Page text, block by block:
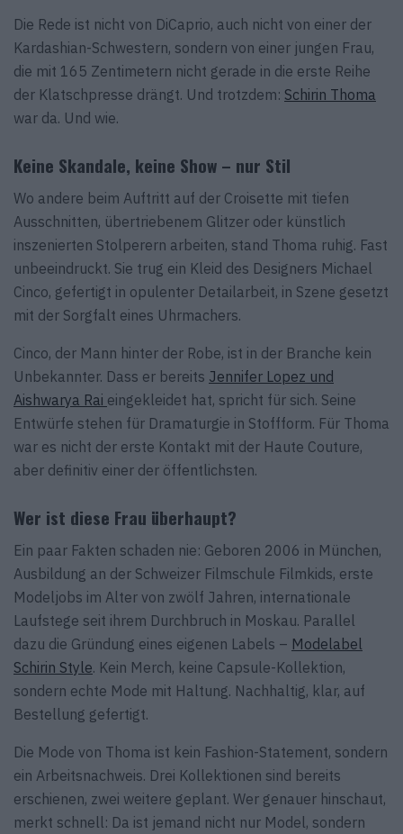
Die Rede ist nicht von DiCaprio, auch nicht von einer der
Kardashian-Schwestern, sondern von einer jungen Frau,
die mit 165 Zentimetern nicht gerade in die erste Reihe
der Klatschpresse drängt. Und trotzdem: Schirin Thoma
war da. Und wie.
Keine Skandale, keine Show – nur Stil
Wo andere beim Auftritt auf der Croisette mit tiefen
Ausschnitten, übertriebenem Glitzer oder künstlich
inszenierten Stolperern arbeiten, stand Thoma ruhig. Fast
unbeeindruckt. Sie trug ein Kleid des Designers Michael
Cinco, gefertigt in opulenter Detailarbeit, in Szene gesetzt
mit der Sorgfalt eines Uhrmachers.
Cinco, der Mann hinter der Robe, ist in der Branche kein
Unbekannter. Dass er bereits Jennifer Lopez und
Aishwarya Rai eingekleidet hat, spricht für sich. Seine
Entwürfe stehen für Dramaturgie in Stoffform. Für Thoma
war es nicht der erste Kontakt mit der Haute Couture,
aber definitiv einer der öffentlichsten.
Wer ist diese Frau überhaupt?
Ein paar Fakten schaden nie: Geboren 2006 in München,
Ausbildung an der Schweizer Filmschule Filmkids, erste
Modeljobs im Alter von zwölf Jahren, internationale
Laufstege seit ihrem Durchbruch in Moskau. Parallel
dazu die Gründung eines eigenen Labels – Modelabel
Schirin Style. Kein Merch, keine Capsule-Kollektion,
sondern echte Mode mit Haltung. Nachhaltig, klar, auf
Bestellung gefertigt.
Die Mode von Thoma ist kein Fashion-Statement, sondern
ein Arbeitsnachweis. Drei Kollektionen sind bereits
erschienen, zwei weitere geplant. Wer genauer hinschaut,
merkt schnell: Da ist jemand nicht nur Model, sondern